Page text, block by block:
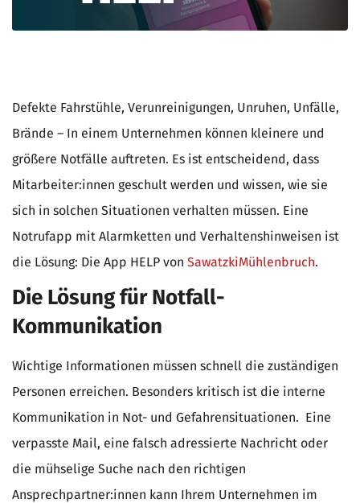
Defekte Fahrstühle, Verunreinigungen, Unruhen, Unfälle,
Brände – In einem Unternehmen können kleinere und
größere Notfälle auftreten. Es ist entscheidend, dass
Mitarbeiter:innen geschult werden und wissen, wie sie
sich in solchen Situationen verhalten müssen. Eine
Notrufapp mit Alarmketten und Verhaltenshinweisen ist
die Lösung: Die App HELP von SawatzkiMühlenbruch.
Die Lösung für Notfall-
Kommunikation
Wichtige Informationen müssen schnell die zuständigen
Personen erreichen. Besonders kritisch ist die interne
Kommunikation in Not- und Gefahrensituationen. Eine
verpasste Mail, eine falsch adressierte Nachricht oder
die mühselige Suche nach den richtigen
Ansprechpartner:innen kann Ihrem Unternehmen im